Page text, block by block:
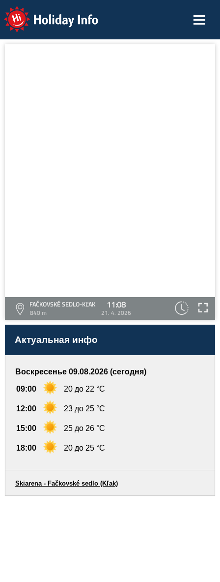
Holiday Info
FAČKOVSKÉ SEDLO-KĽAK
840 m
11:08
21. 4. 2026
Актуальная инфо
Воскресенье 09.08.2026 (сегодня)
09:00 20 до 22 °C
12:00 23 до 25 °C
15:00 25 до 26 °C
18:00 20 до 25 °C
Skiarena - Fačkovské sedlo (Kľak)